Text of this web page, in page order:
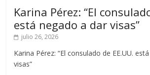
Karina Pérez: “El
está negado a dar visas”
julio 26, 2026
Karina Pérez: “El consulado de EE.UU.
visas”